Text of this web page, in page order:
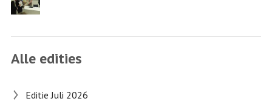
Alle edities
Editie Juli 2026